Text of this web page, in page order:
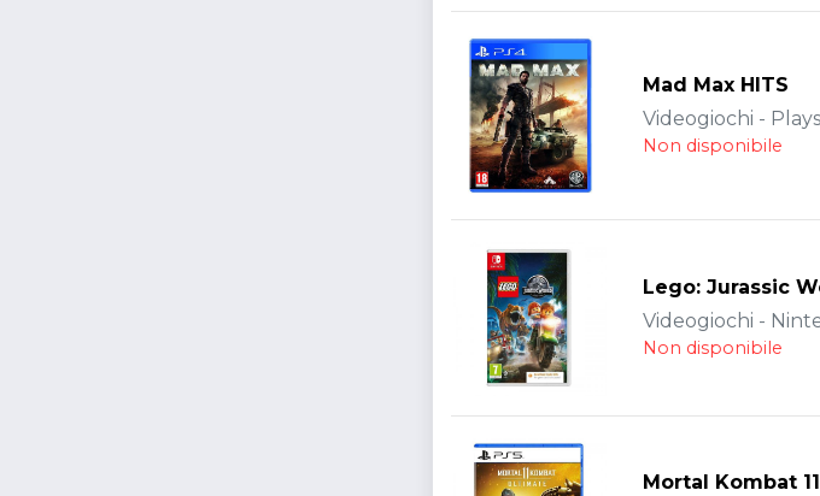
Mad Max HITS
Videogiochi -
Non disponibile
Lego: Jurassic
Videogiochi -
Non disponibile
Mortal Kombat